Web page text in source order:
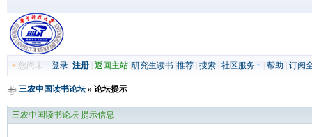
»您尚未 登录 注册| 返回主站| 研究生读书| 推荐| 搜索| 社区服务 帮助 订阅
三农中国读书论坛» 论坛提示
三农中国读书论坛 提示信息